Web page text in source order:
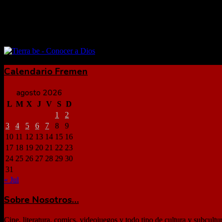
Calendario Fremen
agosto 2026
L M X J V S D
1
2
3
4 5 6 7 8
9
10 11 12 13 14 15 16
17 18 19 20 21 22 23
24 25 26 27 28 29 30
31
« Jul
Sobre Nosotros…
Cine, literatura, comics, videojuegos y todo tipo de cultura y